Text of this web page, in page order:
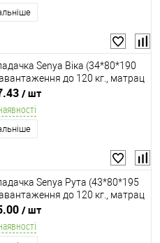
Senya Віка (34*80*190
до 120 кг., матрац
ламелі 16 шт.,
/ шт
Senya Рута (43*80*195
до 120 кг., матрац
ламелі 16 шт.,
ортопедична)
/ шт